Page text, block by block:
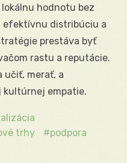
hodnotu bez
efektívnu distribúciu a
prestáva byť
rastu a reputácie.
učiť, merať, a
kultúrnej empatie.
trhy
podpora